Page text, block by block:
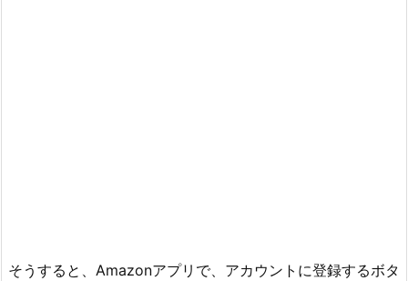
そうすると、Amazonアプリで、アカウントに登録するボタ